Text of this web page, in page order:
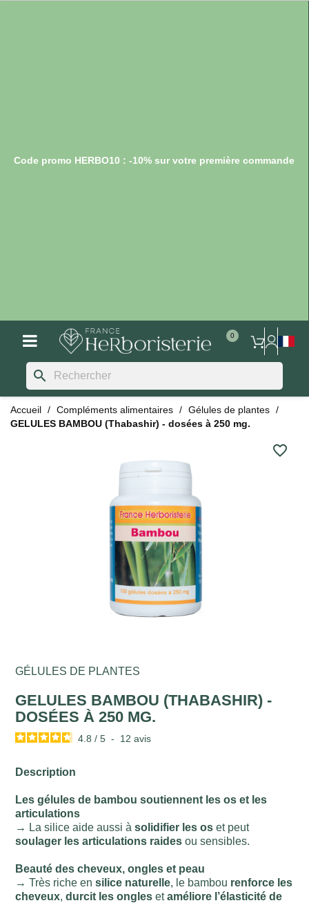
Code promo HERBO10 : -10% sur votre première commande
search
Accueil Compléments alimentaires
Gélules de plantes
GELULES BAMBOU (Thabashir) - dosées à 250 mg.
favorite_border
GÉLULES DE PLANTES
GELULES BAMBOU (THABASHIR) -
DOSÉES À 250 MG.
4.8 / 5 - 12avis
Description
Les gélules de bambou soutiennent les os et les
articulations
→ La silice aide aussi àsolidifier les os et peut
soulager les articulations raides ou sensibles.
Beauté des cheveux, ongles et peau
→ Très riche ensilice naturelle, le bambou renforce les
cheveux,durcit les ongles etaméliore l’élasticité de